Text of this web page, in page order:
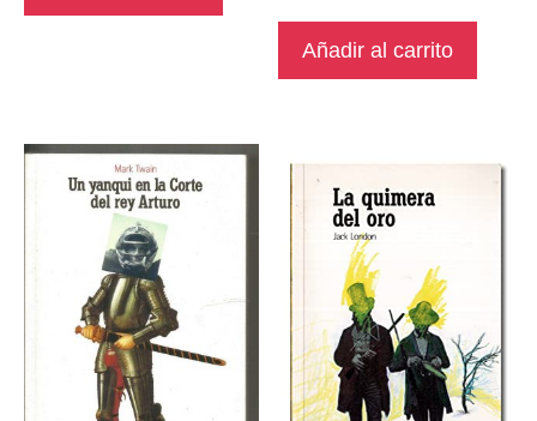
Añadir al carrito